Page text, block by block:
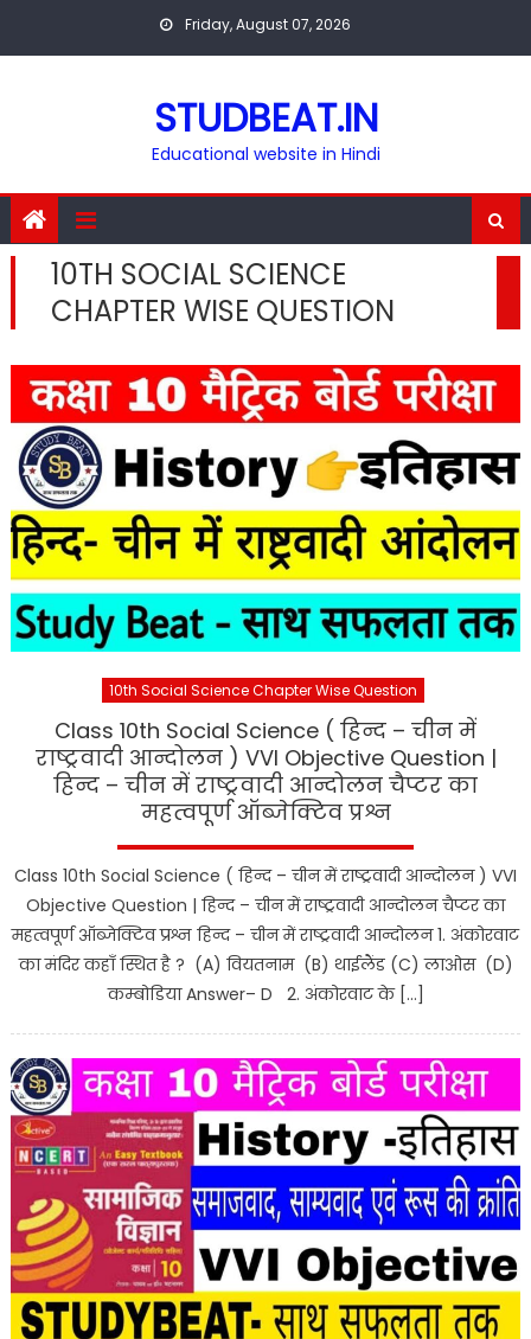
Friday, August 07, 2026
STUDBEAT.IN
Educational website in Hindi
10TH SOCIAL SCIENCE
CHAPTER WISE QUESTION
10th Social Science Chapter Wise Question
Class 10th Social Science ( हिन्द – चीन में
राष्ट्रवादी आन्दोलन ) VVI Objective Question |
हिन्द – चीन में राष्ट्रवादी आन्दोलन चैप्टर का
महत्वपूर्ण ऑब्जेक्टिव प्रश्न
Class 10th Social Science ( हिन्द – चीन में राष्ट्रवादी आन्दोलन ) VVI
Objective Question | हिन्द – चीन में राष्ट्रवादी आन्दोलन चैप्टर का
महत्वपूर्ण ऑब्जेक्टिव प्रश्न हिन्द – चीन में राष्ट्रवादी आन्दोलन 1. अंकोरवाट
का मंदिर कहाँ स्थित है ? (A) वियतनाम (B) थाईलैंड (C) लाओस (D)
कम्बोडिया Answer– D 2. अंकोरवाट के […]